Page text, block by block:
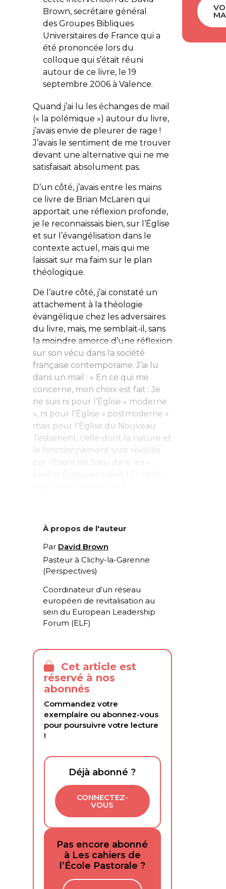
Brown, secrétaire général
des Groupes Bibliques
Universitaires de France qui a
été prononcée lors du
colloque qui s’était réuni
autour de ce livre, le 19
septembre 2006 à Valence.
Quand j’ai lu les échanges de mail
(« la polémique ») autour du livre,
j’avais envie de pleurer de rage !
J’avais le sentiment de me trouver
devant une alternative qui ne me
satisfaisait absolument pas.
D’un côté, j’avais entre les mains
ce livre de Brian McLaren qui
apportait une réflexion profonde,
je le reconnaissais bien, sur l’Église
et sur l’évangélisation dans le
contexte actuel, mais qui me
laissait sur ma faim sur le plan
théologique.
De l’autre côté, j’ai constaté un
attachement à la théologie
évangélique chez les adversaires
du livre, mais, me semblait-il, sans
la moindre amorce d’une réflexion
sur son vécu dans la société
française contemporaine. J’ai lu
dans un mail : « En ce qui me
concerne, mon choix est fait : Je
ne suis ni pour l’Église « moderne
», ni pour l’Église « postmoderne »
mais pour l’Église du Nouveau
Testament, celle dont la nature et
le fonctionnement sont révélés
par l’Esprit de Dieu dans les «
À propos de l'auteur
Par David Brown
Pasteur à Clichy-la-Garenne
(Perspectives)
Coordinateur d’un réseau
européen de revitalisation au
sein du European Leadership
Forum (ELF)
Cet article est
réservé à nos
abonnés
Commandez votre
exemplaire ou abonnez-vous
pour poursuivre votre lecture
!
Déjà abonné ?
CONNECTEZ-
VOUS
Pas encore abonné
à Les cahiers de
l’École Pastorale ?